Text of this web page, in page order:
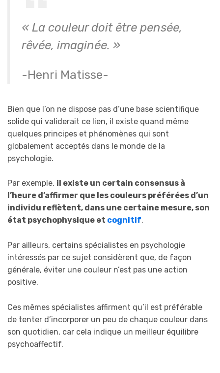
« La couleur doit être pensée,
rêvée, imaginée. »
-Henri Matisse-
Bien que l’on ne dispose pas d’une base scientifique
solide qui validerait ce lien, il existe quand même
quelques principes et phénomènes qui sont
globalement acceptés dans le monde de la
psychologie.
Par exemple, il existe un certain consensus à
l’heure d’affirmer que les couleurs préférées d’un
individu reflètent, dans une certaine mesure, son
état psychophysique et cognitif.
Par ailleurs, certains spécialistes en psychologie
intéressés par ce sujet considèrent que, de façon
générale, éviter une couleur n’est pas une action
positive.
Ces mêmes spécialistes affirment qu’il est préférable
de tenter d’incorporer un peu de chaque couleur dans
son quotidien, car cela indique un meilleur équilibre
psychoaffectif.